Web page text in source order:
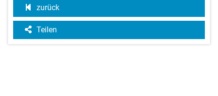
zurück
Teilen